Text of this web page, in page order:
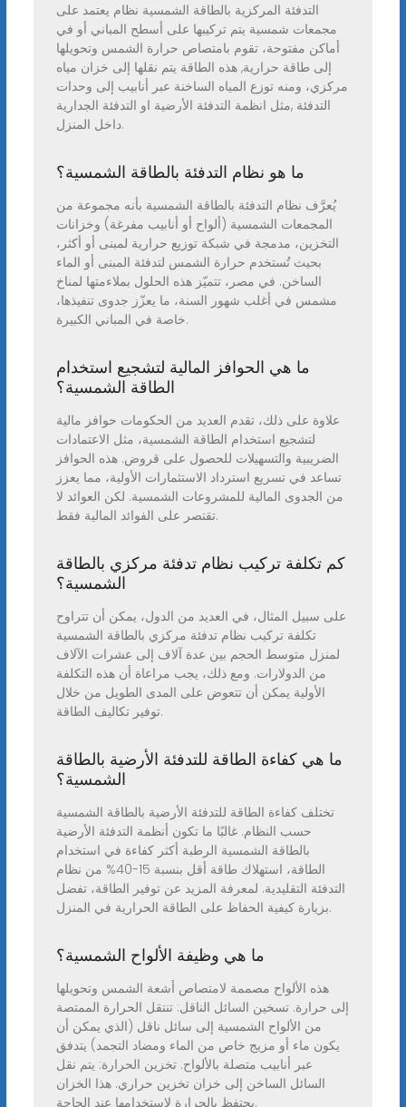
التدفئة المركزية بالطاقة الشمسية نظام يعتمد على
مجمعات شمسية يتم تركيبها على أسطح المباني أو في
أماكن مفتوحة، تقوم بامتصاص حرارة الشمس وتحويلها
إلى طاقة حرارية, هذه الطاقة يتم نقلها إلى خزان مياه
مركزي، ومنه توزع المياه الساخنة عبر أنابيب إلى وحدات
التدفئة ,مثل انظمة التدفئة الأرضية او التدفئة الجدارية
داخل المنزل.
ما هو نظام التدفئة بالطاقة الشمسية؟
يُعرَّف نظام التدفئة بالطاقة الشمسية بأنه مجموعة من
المجمعات الشمسية (ألواح أو أنابيب مفرغة) وخزانات
التخزين، مدمجة في شبكة توزيع حرارية لمبنى أو أكثر،
بحيث تُستخدم حرارة الشمس لتدفئة المبنى أو الماء
الساخن. في مصر، تتميّز هذه الحلول بملاءمتها لمناخ
مشمس في أغلب شهور السنة، ما يعزّز جدوى تنفيذها،
خاصة في المباني الكبيرة.
ما هي الحوافز المالية لتشجيع استخدام
الطاقة الشمسية؟
علاوة على ذلك، تقدم العديد من الحكومات حوافز مالية
لتشجيع استخدام الطاقة الشمسية، مثل الاعتمادات
الضريبية والتسهيلات للحصول على قروض. هذه الحوافز
تساعد في تسريع استرداد الاستثمارات الأولية، مما يعزز
من الجدوى المالية للمشروعات الشمسية. لكن العوائد لا
تقتصر على الفوائد المالية فقط.
كم تكلفة تركيب نظام تدفئة مركزي بالطاقة
الشمسية؟
على سبيل المثال، في العديد من الدول، يمكن أن تتراوح
تكلفة تركيب نظام تدفئة مركزي بالطاقة الشمسية
لمنزل متوسط الحجم بين عدة آلاف إلى عشرات الآلاف
من الدولارات. ومع ذلك، يجب مراعاة أن هذه التكلفة
الأولية يمكن أن تتعوض على المدى الطويل من خلال
توفير تكاليف الطاقة.
ما هي كفاءة الطاقة للتدفئة الأرضية بالطاقة
الشمسية؟
تختلف كفاءة الطاقة للتدفئة الأرضية بالطاقة الشمسية
حسب النظام. غالبًا ما تكون أنظمة التدفئة الأرضية
بالطاقة الشمسية الرطبة أكثر كفاءة في استخدام
الطاقة، استهلاك طاقة أقل بنسبة 15-40% من نظام
التدفئة التقليدية. لمعرفة المزيد عن توفير الطاقة، تفضل
بزيارة كيفية الحفاظ على الطاقة الحرارية في المنزل.
ما هي وظيفة الألواح الشمسية؟
هذه الألواح مصممة لامتصاص أشعة الشمس وتحويلها
إلى حرارة. تسخين السائل الناقل: تنتقل الحرارة الممتصة
من الألواح الشمسية إلى سائل ناقل (الذي يمكن أن
يكون ماء أو مزيج خاص من الماء ومضاد التجمد) يتدفق
عبر أنابيب متصلة بالألواح. تخزين الحرارة: يتم نقل
السائل الساخن إلى خزان تخزين حراري. هذا الخزان
يحتفظ بالحرارة لاستخدامها عند الحاجة.